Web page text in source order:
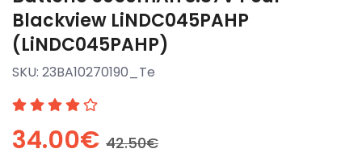
Blackview LiNDC045PAHP
(LiNDC045PAHP)
SKU: 23BA10270190_Te
34.00€ 42.50€